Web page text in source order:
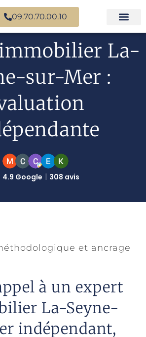
09.70.70.00.10
La-
sur-Mer :
4.9 Google 308 avis
et ancrage
à un expert
La-Seyne-
indépendant,